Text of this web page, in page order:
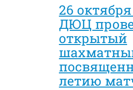
26
ДЮЦ
открытый
летию